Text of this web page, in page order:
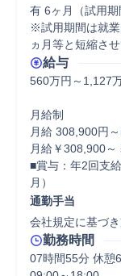
有 6ヶ月（試用期
※試用期間は就
ヵ月等と短縮さ
給与
560万円～1,127
月給制
月給 308,900円
月給￥308,900
■賞与：年2回支
月）
通勤手当
会社規定に基づ
勤務時間
07時間55分 休憩